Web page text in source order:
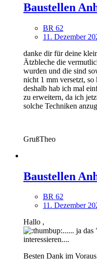
Baustellen
BR 62
11. Dezember
danke dir für deine
Ätzbleche die
wurden und die sind
nicht 1 mm versetzt,
deshalb hab ich mal
zu erweitern, da ich
solche Techniken
GrußTheo
Baustellen
BR 62
11. Dezember
Hallo ,
...... ja
interessieren....
Besten Dank im